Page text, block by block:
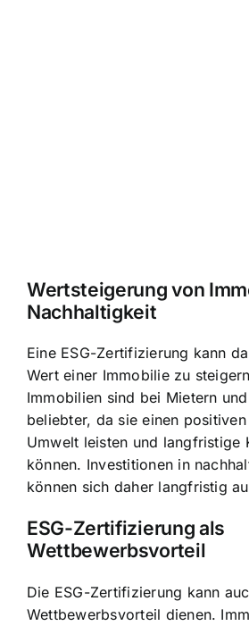
Wertsteigerung von
Nachhaltigkeit
Eine ESG-Zertifizierung kann
Wert einer Immobilie zu
Immobilien sind bei Mietern
beliebter, da sie einen
Umwelt leisten und langfristige
können. Investitionen in
können sich daher langfristig
ESG-Zertifizierung als
Wettbewerbsvorteil
Die ESG-Zertifizierung kann
Wettbewerbsvorteil dienen.